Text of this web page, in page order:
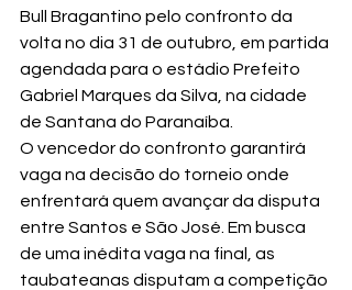
Bull Bragantino pelo confronto da
volta no dia 31 de outubro, em partida
agendada para o estádio Prefeito
Gabriel Marques da Silva, na cidade
de Santana do Paranaíba.
O vencedor do confronto garantirá
vaga na decisão do torneio onde
enfrentará quem avançar da disputa
entre Santos e São José. Em busca
de uma inédita vaga na final, as
taubateanas disputam a competição